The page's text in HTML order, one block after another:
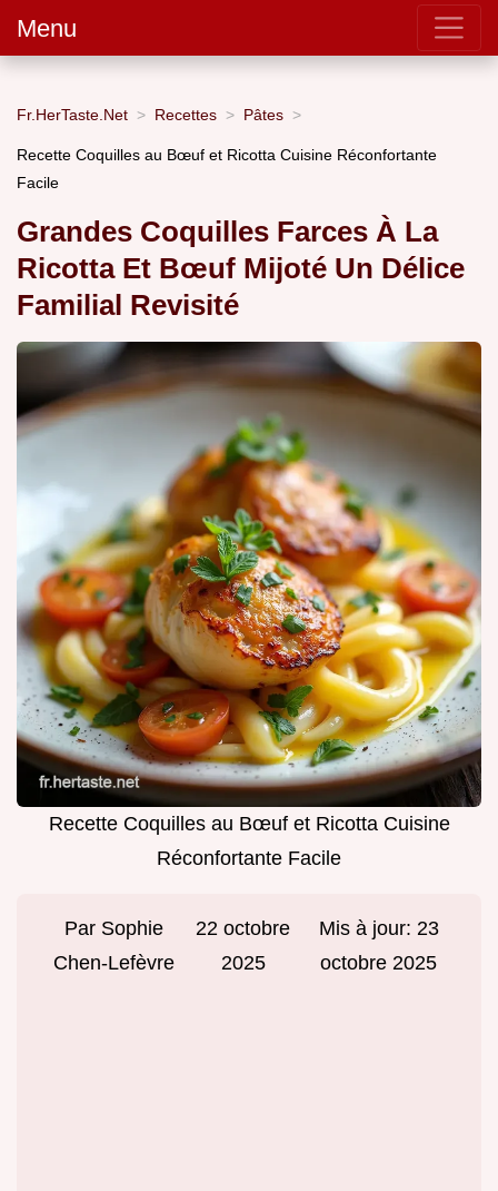
Menu
Fr.HerTaste.Net Recettes Pâtes
Recette Coquilles au Bœuf et Ricotta Cuisine Réconfortante
Facile
Grandes Coquilles Farces À La
Ricotta Et Bœuf Mijoté Un Délice
Familial Revisité
Recette Coquilles au Bœuf et Ricotta Cuisine
Réconfortante Facile
Par Sophie
Chen-Lefèvre
22 octobre
2025
Mis à jour: 23
octobre 2025